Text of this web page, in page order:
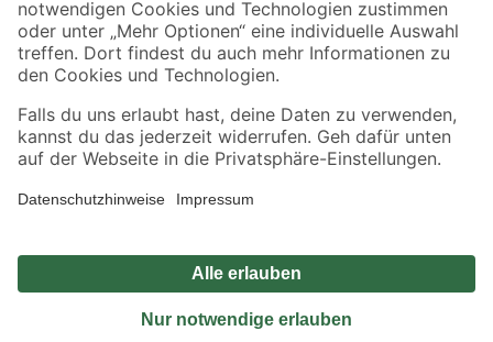
Alle Preisangaben in EUR inkl. gesetzl. MwSt.. Die dargestellten Angebote sind unter
Umständen nicht in allen Märkten verfügbar. Die angegebenen Verfügbarkeiten beziehen
Produkte nur solange der Vorrat reicht.
*Paketversand ab 59 € versandkostenfrei, gilt nicht für Artikel mit Speditionsversand, hier
Privatsphäre Impressum
Nutzungsbedingungen
Widerrufsrecht
Vertrag widerrufen